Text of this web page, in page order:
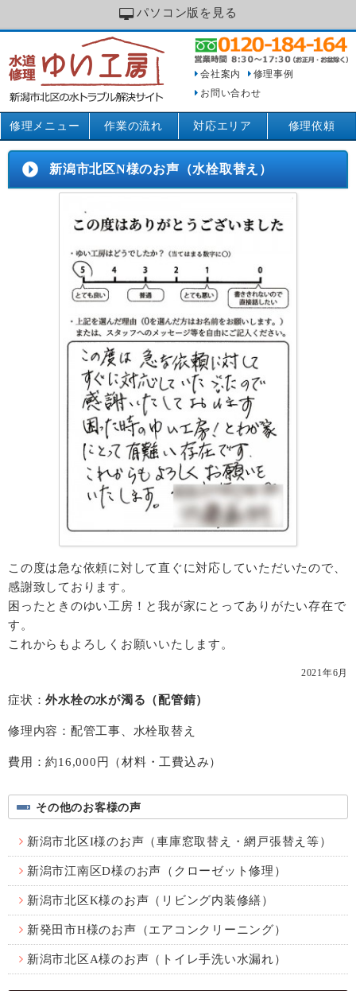
パソコン版を見る
会社案内
修理事例
お問い合わせ
修理メニュー 作業の流れ 対応エリア 修理依頼
新潟市北区N様のお声（水栓取替え）
この度は急な依頼に対して直ぐに対応していただいたので、
感謝致しております。
困ったときのゆい工房！と我が家にとってありがたい存在で
す。
これからもよろしくお願いいたします。
2021年6月
症状：外水栓の水が濁る（配管錆）
修理内容：配管工事、水栓取替え
費用：約16,000円（材料・工費込み）
その他のお客様の声
新潟市北区I様のお声（車庫窓取替え・網戸張替え等）
新潟市江南区D様のお声（クローゼット修理）
新潟市北区K様のお声（リビング内装修繕）
新発田市H様のお声（エアコンクリーニング）
新潟市北区A様のお声（トイレ手洗い水漏れ）